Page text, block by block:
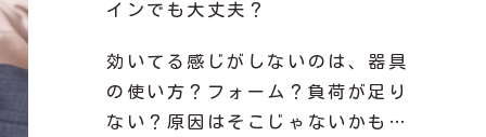
インでも大丈夫？
効いてる感じがしないのは、器具
の使い方？フォーム？負荷が足り
ない？原因はそこじゃないかも…